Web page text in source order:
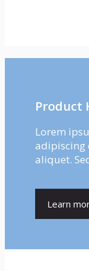
Product
Lorem
adipiscing
aliquet.
Learn